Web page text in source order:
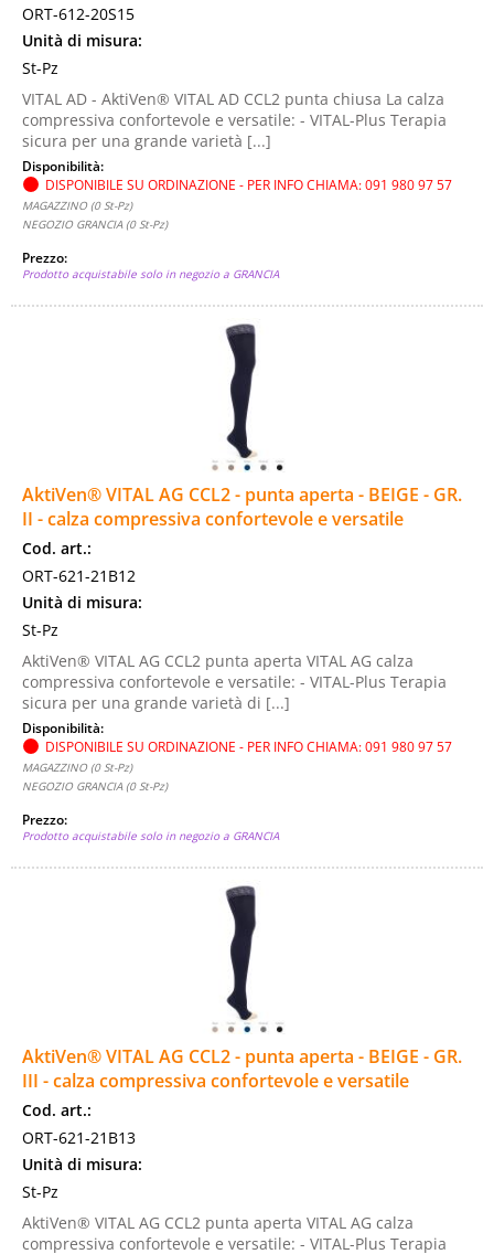
ORT-612-20S15
Unità di misura:
St-Pz
VITAL AD - AktiVen® VITAL AD CCL2 punta chiusa La calza
compressiva confortevole e versatile: - VITAL-Plus Terapia
sicura per una grande varietà [...]
Disponibilità:
DISPONIBILE SU ORDINAZIONE - PER INFO CHIAMA: 091 980 97 57
MAGAZZINO (0 St-Pz)
NEGOZIO GRANCIA (0 St-Pz)
Prezzo:
Prodotto acquistabile solo in negozio a GRANCIA
AktiVen® VITAL AG CCL2 - punta aperta - BEIGE - GR.
II - calza compressiva confortevole e versatile
Cod. art.:
ORT-621-21B12
Unità di misura:
St-Pz
AktiVen® VITAL AG CCL2 punta aperta VITAL AG calza
compressiva confortevole e versatile: - VITAL-Plus Terapia
sicura per una grande varietà di [...]
Disponibilità:
DISPONIBILE SU ORDINAZIONE - PER INFO CHIAMA: 091 980 97 57
MAGAZZINO (0 St-Pz)
NEGOZIO GRANCIA (0 St-Pz)
Prezzo:
Prodotto acquistabile solo in negozio a GRANCIA
AktiVen® VITAL AG CCL2 - punta aperta - BEIGE - GR.
III - calza compressiva confortevole e versatile
Cod. art.:
ORT-621-21B13
Unità di misura:
St-Pz
AktiVen® VITAL AG CCL2 punta aperta VITAL AG calza
compressiva confortevole e versatile: - VITAL-Plus Terapia